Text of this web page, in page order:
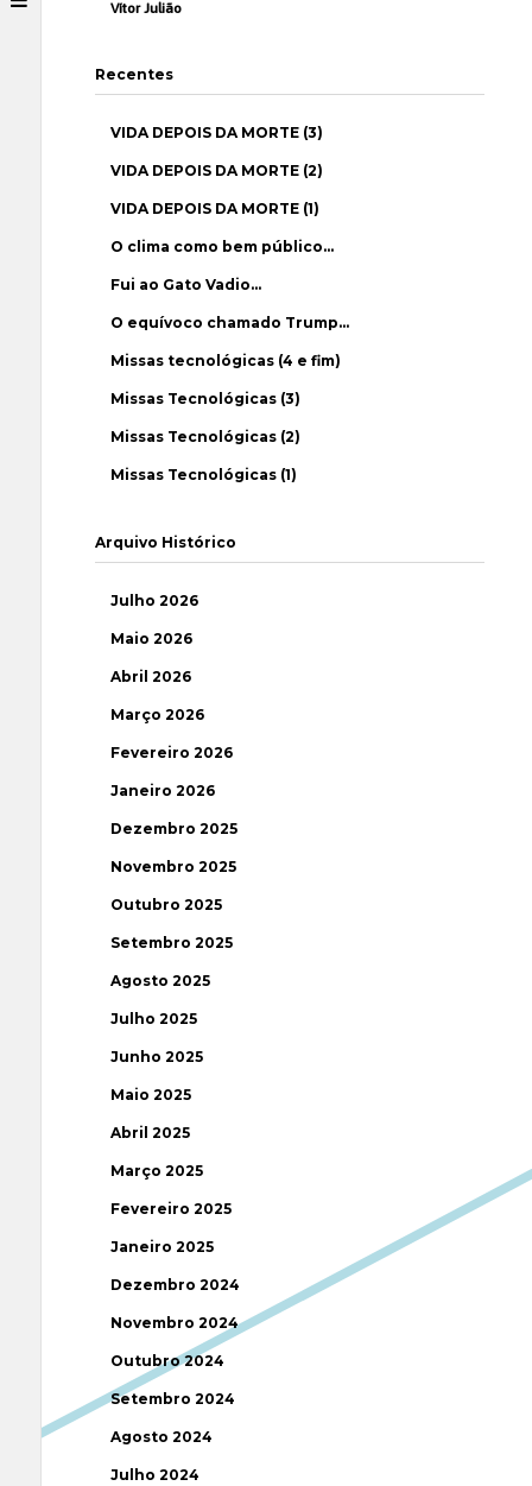
Vítor Julião
Recentes
VIDA DEPOIS DA MORTE (3)
VIDA DEPOIS DA MORTE (2)
VIDA DEPOIS DA MORTE (1)
O clima como bem público…
Fui ao Gato Vadio…
O equívoco chamado Trump…
Missas tecnológicas (4 e fim)
Missas Tecnológicas (3)
Missas Tecnológicas (2)
Missas Tecnológicas (1)
Arquivo Histórico
Julho 2026
Maio 2026
Abril 2026
Março 2026
Fevereiro 2026
Janeiro 2026
Dezembro 2025
Novembro 2025
Outubro 2025
Setembro 2025
Agosto 2025
Julho 2025
Junho 2025
Maio 2025
Abril 2025
Março 2025
Fevereiro 2025
Janeiro 2025
Dezembro 2024
Novembro 2024
Outubro 2024
Setembro 2024
Agosto 2024
Julho 2024